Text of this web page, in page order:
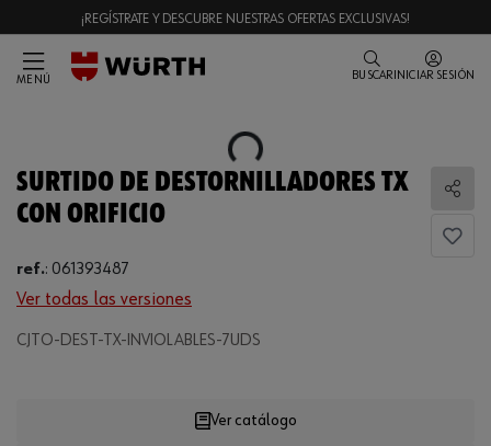
¡REGÍSTRATE Y DESCUBRE NUESTRAS OFERTAS EXCLUSIVAS!
MENÚ BUSCAR INICIAR SESIÓN
Loading...
SURTIDO DE DESTORNILLADORES TX
CON ORIFICIO
ref.: 061393487
Ver todas las versiones
CJTO-DEST-TX-INVIOLABLES-7UDS
Ver catálogo